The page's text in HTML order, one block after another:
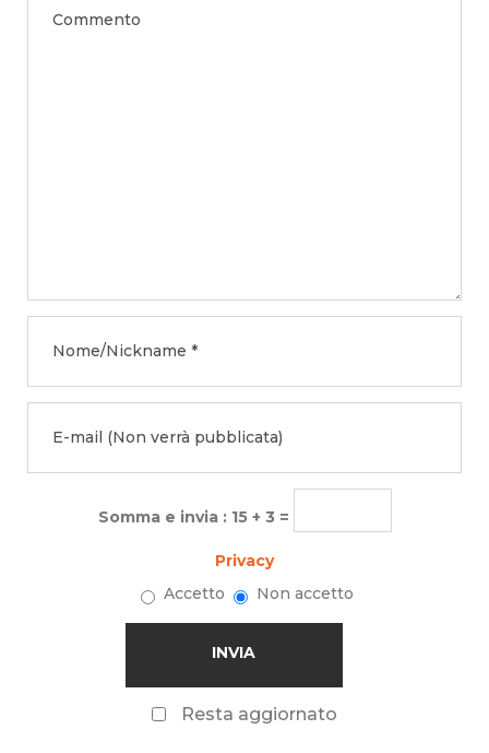
Somma e invia : 15 + 3 =
Privacy
Accetto
Non accetto
Resta aggiornato